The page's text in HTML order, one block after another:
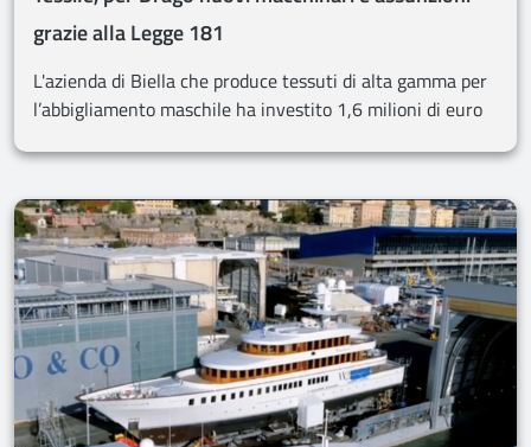
grazie alla Legge 181
L'azienda di Biella che produce tessuti di alta gamma per
l’abbigliamento maschile ha investito 1,6 milioni di euro